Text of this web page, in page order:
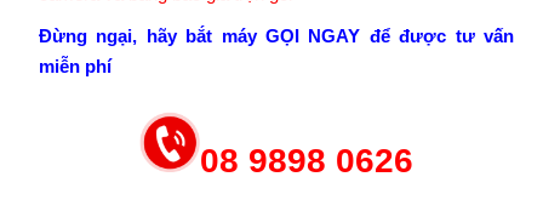
Đừng ngại, hãy bắt máy GỌI NGAY để được tư vấn
miễn phí
08 9898 0626